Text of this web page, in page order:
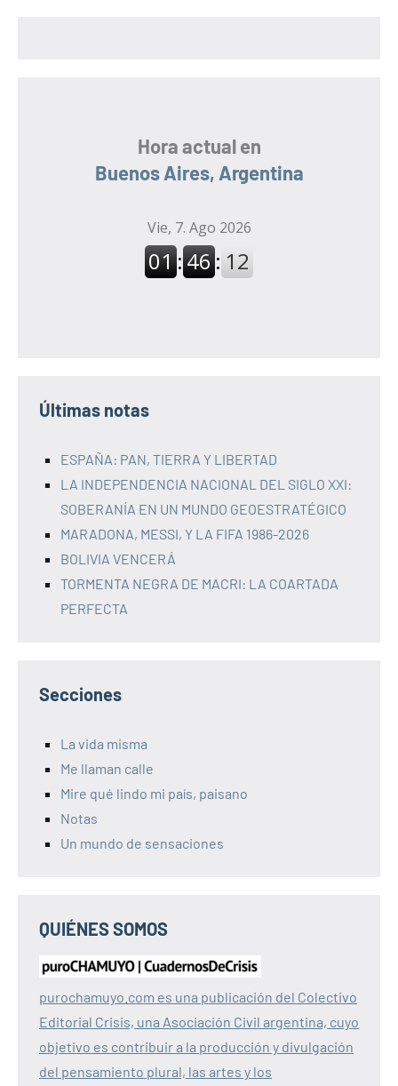
Hora actual en
Buenos Aires, Argentina
Últimas notas
ESPAÑA: PAN, TIERRA Y LIBERTAD
LA INDEPENDENCIA NACIONAL DEL SIGLO XXI:
SOBERANÍA EN UN MUNDO GEOESTRATÉGICO
MARADONA, MESSI, Y LA FIFA 1986-2026
BOLIVIA VENCERÁ
TORMENTA NEGRA DE MACRI: LA COARTADA
PERFECTA
Secciones
La vida misma
Me llaman calle
Mire qué lindo mi país, paisano
Notas
Un mundo de sensaciones
QUIÉNES SOMOS
purochamuyo.com es una publicación del Colectivo
Editorial Crisis, una Asociación Civil argentina, cuyo
objetivo es contribuir a la producción y divulgación
del pensamiento plural, las artes y los